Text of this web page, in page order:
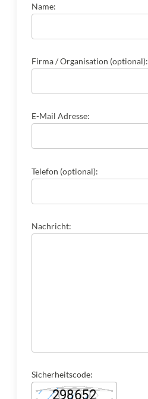
Name:
Firma / Organisation (optional):
E-Mail Adresse:
Telefon (optional):
Nachricht:
Sicherheitscode: